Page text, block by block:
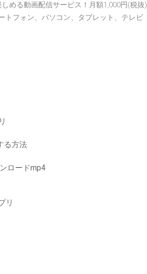
める動画配信サービス！月額1,000円(税抜)
トフォン、パソコン、タブレット、テレビ
る方法
ロードmp4
リ